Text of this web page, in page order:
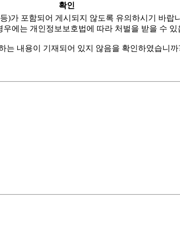
확인
)가 포함되어 게시되지 않도록 유의하시기 바
에는 개인정보보호법에 따라 처벌을 받을 수
는 내용이 기재되어 있지 않음을 확인하였습니까